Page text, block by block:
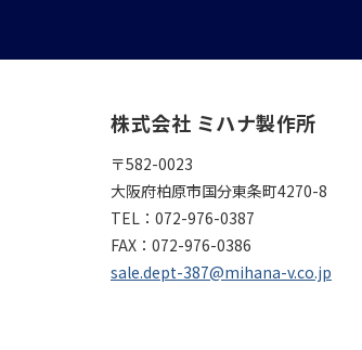
株式会社 ミハナ製作所
〒582-0023
大阪府柏原市国分東条町4270-8
TEL： 072-976-0387
FAX： 072-976-0386
sale.dept-387@mihana-v.co.jp